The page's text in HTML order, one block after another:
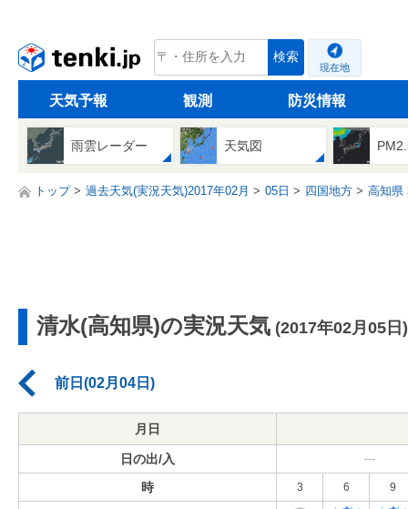
tenki.jp 検索
現在地
天気予報 観測 防災情報
雨雲レーダー 天気図
トップ 過去天気(実況天気)2017年02月 05日 四国地方 高知県
清水(高知県)の実況天気 (2017年02月05日)
前日(02月04日)
月日
日の出/入 ---
時 3 6 9